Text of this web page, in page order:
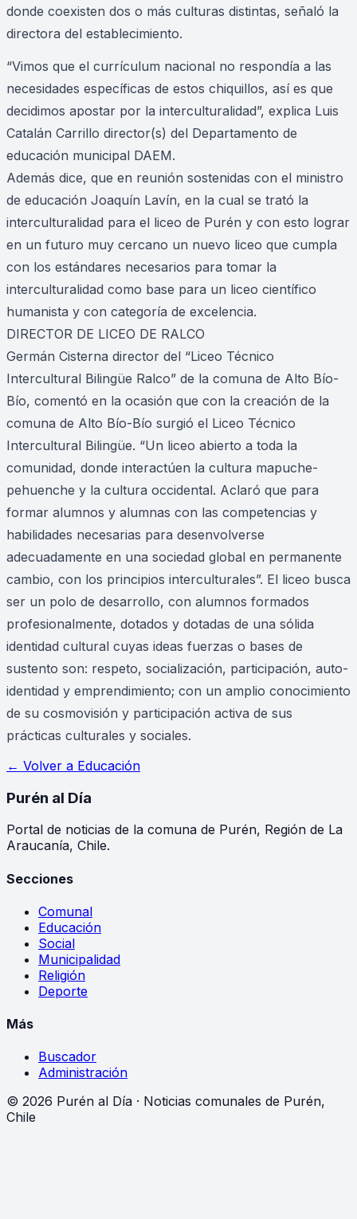
donde coexisten dos o más culturas distintas, señaló la
directora del establecimiento.
“Vimos que el currículum nacional no respondía a las
necesidades específicas de estos chiquillos, así es que
decidimos apostar por la interculturalidad”, explica Luis
Catalán Carrillo director(s) del Departamento de
educación municipal DAEM.
Además dice, que en reunión sostenidas con el ministro
de educación Joaquín Lavín, en la cual se trató la
interculturalidad para el liceo de Purén y con esto lograr
en un futuro muy cercano un nuevo liceo que cumpla
con los estándares necesarios para tomar la
interculturalidad como base para un liceo científico
humanista y con categoría de excelencia.
DIRECTOR DE LICEO DE RALCO
Germán Cisterna director del “Liceo Técnico
Intercultural Bilingüe Ralco” de la comuna de Alto Bío-
Bío, comentó en la ocasión que con la creación de la
comuna de Alto Bío-Bío surgió el Liceo Técnico
Intercultural Bilingüe. “Un liceo abierto a toda la
comunidad, donde interactúen la cultura mapuche-
pehuenche y la cultura occidental. Aclaró que para
formar alumnos y alumnas con las competencias y
habilidades necesarias para desenvolverse
adecuadamente en una sociedad global en permanente
cambio, con los principios interculturales”. El liceo busca
ser un polo de desarrollo, con alumnos formados
profesionalmente, dotados y dotadas de una sólida
identidad cultural cuyas ideas fuerzas o bases de
sustento son: respeto, socialización, participación, auto-
identidad y emprendimiento; con un amplio conocimiento
de su cosmovisión y participación activa de sus
prácticas culturales y sociales.
← Volver a Educación
Purén al Día
Portal de noticias de la comuna de Purén, Región de La
Araucanía, Chile.
Secciones
Comunal
Educación
Social
Municipalidad
Religión
Deporte
Más
Buscador
Administración
© 2026 Purén al Día · Noticias comunales de Purén,
Chile